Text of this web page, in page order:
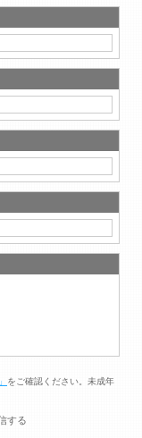
をご確認ください。未成年
する